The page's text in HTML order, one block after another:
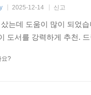
2025-12-14 신고
는데 도움이 많이 되었
도서를 강력하게 추천.
요?